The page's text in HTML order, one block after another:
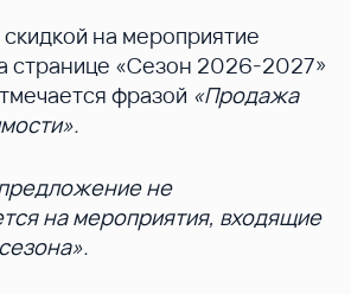
на мероприятие
странице «Сезон 2026-2027»
фразой «Продажа
не
на мероприятия, входящие